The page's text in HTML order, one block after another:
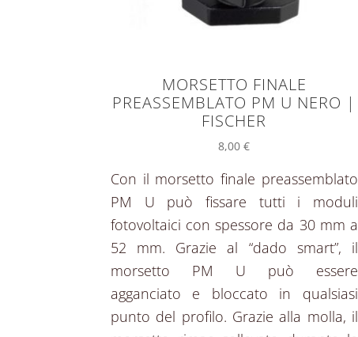
MORSETTO FINALE
PREASSEMBLATO PM U NERO |
FISCHER
8,00€
Con il morsetto finale preassemblato
PM U può fissare tutti i moduli
fotovoltaici con spessore da 30 mm a
52 mm. Grazie al “dado smart”, il
morsetto PM U può essere
agganciato e bloccato in qualsiasi
punto del profilo. Grazie alla molla, il